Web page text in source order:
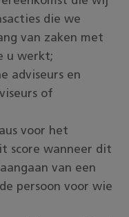
die we
van zaken met
u werkt;
adviseurs en
of
voor het
score wanneer dit
van een
persoon voor wie